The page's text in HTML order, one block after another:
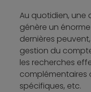
Au quotidien,
génère un
dernières
gestion du
les recherches
complémentaires
spécifiques, etc.